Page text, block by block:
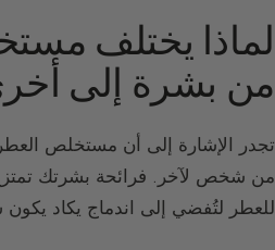
لماذا يختلف
من بشرة إلى
تجدر الإشارة إلى أن مستخلص
من شخص لآخر. فرائحة بشرتك
للعطر لتُفضي إلى اندماج يكاد يكون